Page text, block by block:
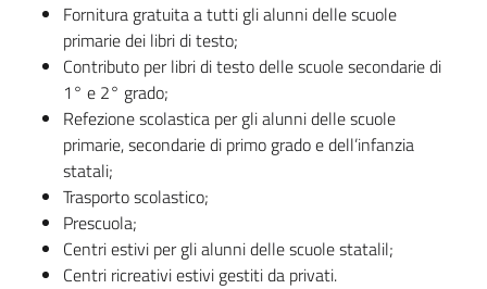
Fornitura gratuita a tutti gli alunni delle scuole
primarie dei libri di testo;
Contributo per libri di testo delle scuole secondarie di
1° e 2° grado;
Refezione scolastica per gli alunni delle scuole
primarie, secondarie di primo grado e dell’infanzia
statali;
Trasporto scolastico;
Prescuola;
Centri estivi per gli alunni delle scuole statalil;
Centri ricreativi estivi gestiti da privati.